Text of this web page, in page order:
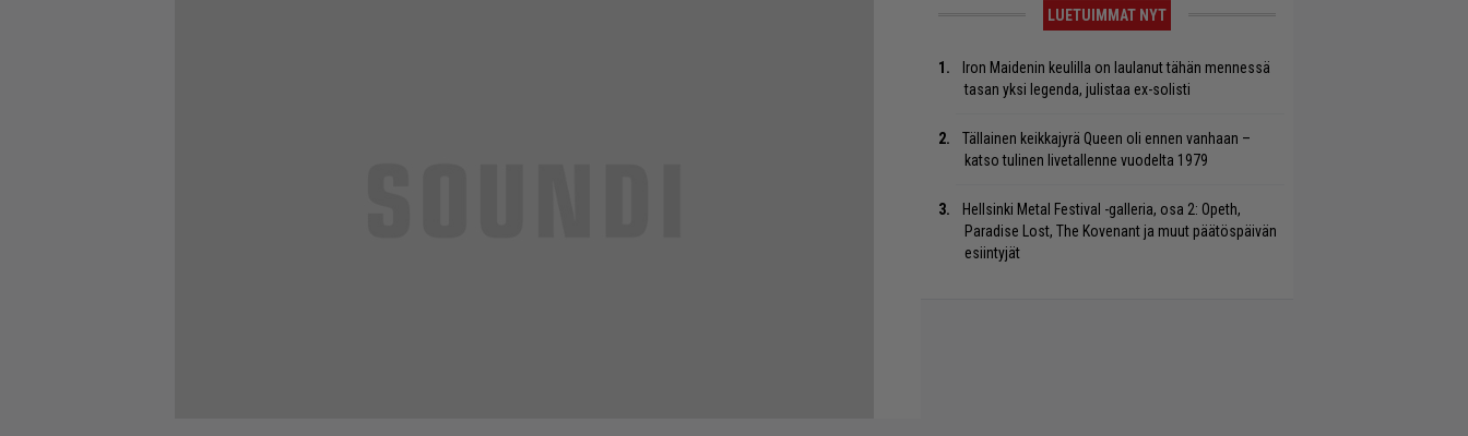
LUETUIMMAT NYT
Iron Maidenin keulilla on laulanut tähän mennessä
tasan yksi legenda, julistaa ex-solisti
Tällainen keikkajyrä Queen oli ennen vanhaan –
katso tulinen livetallenne vuodelta 1979
Hellsinki Metal Festival -galleria, osa 2: Opeth,
Paradise Lost, The Kovenant ja muut päätöspäivän
esiintyjät